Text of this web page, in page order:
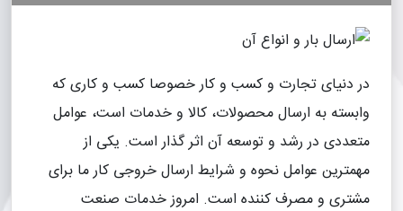
در دنیای تجارت و کسب و کار خصوصا کسب و کاری که
وابسته به ارسال محصولات، کالا و خدمات است، عوامل
متعددی در رشد و توسعه آن اثر گذار است. یکی از
مهمترین عوامل نحوه و شرایط ارسال خروجی کار ما برای
مشتری و مصرف کننده است. امروز خدمات صنعت